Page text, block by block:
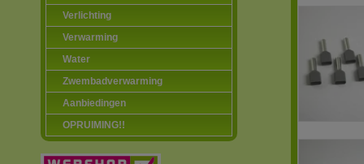
Verlichting
Verwarming
Water
Zwembadverwarming
Aanbiedingen
OPRUIMING!!